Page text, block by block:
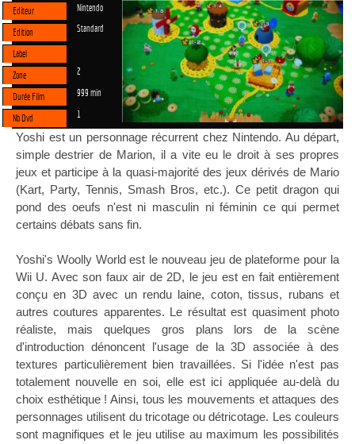
Editeur Nintendo
Edition Standard
Label
Zone
2
Durée Film 999 min
Nb Dvd 1
Yoshi est un personnage récurrent chez Nintendo. Au départ,
simple destrier de Marion, il a vite eu le droit à ses propres
jeux et participe à la quasi-majorité des jeux dérivés de Mario
(Kart, Party, Tennis, Smash Bros, etc.). Ce petit dragon qui
pond des oeufs n'est ni masculin ni féminin ce qui permet
certains débats sans fin.
Yoshi's Woolly World est le nouveau jeu de plateforme pour la
Wii U. Avec son faux air de 2D, le jeu est en fait entièrement
conçu en 3D avec un rendu laine, coton, tissus, rubans et
autres coutures apparentes. Le résultat est quasiment photo
réaliste, mais quelques gros plans lors de la scène
d'introduction dénoncent l'usage de la 3D associée à des
textures particulièrement bien travaillées. Si l'idée n'est pas
totalement nouvelle en soi, elle est ici appliquée au-delà du
choix esthétique ! Ainsi, tous les mouvements et attaques des
personnages utilisent du tricotage ou détricotage. Les couleurs
sont magnifiques et le jeu utilise au maximum les possibilités